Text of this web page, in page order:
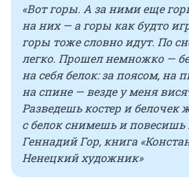
«Вот горы. А за ними еще
на них — а горы как будто
горы тоже словно идут. По
легко. Прошел немножко —
на себя белок: за поясом, на
на спине — везде у меня
Разведешь костер и
с белок снимешь и повесишь
Геннадий Гор, книга
Ненецкий художник»